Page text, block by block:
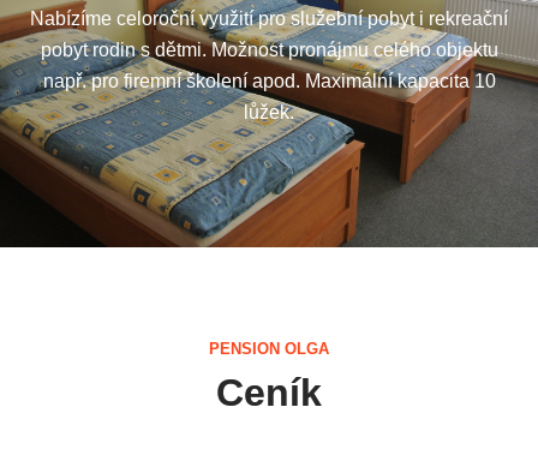
Nabízíme celoroční využití pro služební pobyt i rekreační
pobyt rodin s dětmi. Možnost pronájmu celého objektu
např. pro firemní školení apod. Maximální kapacita 10
lůžek.
PENSION OLGA
Ceník